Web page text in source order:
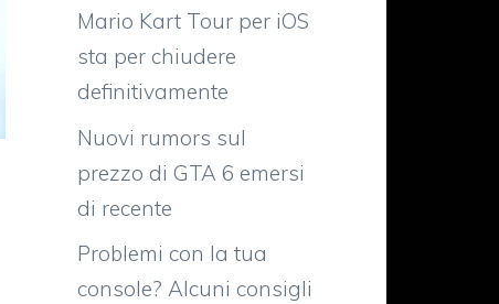
Mario Kart Tour per iOS
sta per chiudere
definitivamente
Nuovi rumors sul
prezzo di GTA 6 emersi
di recente
Problemi con la tua
console? Alcuni consigli